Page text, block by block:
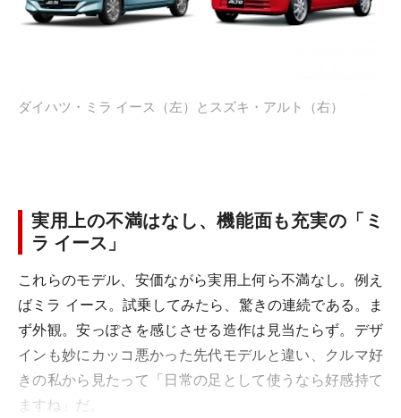
ダイハツ・ミラ イース（左）とスズキ・アルト（右）
実用上の不満はなし、機能面も充実の「ミ
ラ イース」
これらのモデル、安価ながら実用上何ら不満なし。例え
ばミラ イース。試乗してみたら、驚きの連続である。ま
ず外観。安っぽさを感じさせる造作は見当たらず。デザ
インも妙にカッコ悪かった先代モデルと違い、クルマ好
きの私から見たって「日常の足として使うなら好感持て
ますね」だ。